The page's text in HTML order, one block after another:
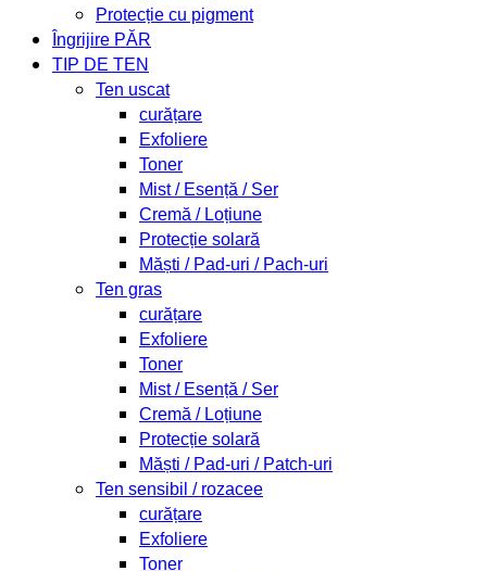
Protecție cu pigment
Îngrijire PĂR
TIP DE TEN
Ten uscat
curățare
Exfoliere
Toner
Mist / Esență / Ser
Cremă / Loțiune
Protecție solară
Măști / Pad-uri / Pach-uri
Ten gras
curățare
Exfoliere
Toner
Mist / Esență / Ser
Cremă / Loțiune
Protecție solară
Măști / Pad-uri / Patch-uri
Ten sensibil / rozacee
curățare
Exfoliere
Toner